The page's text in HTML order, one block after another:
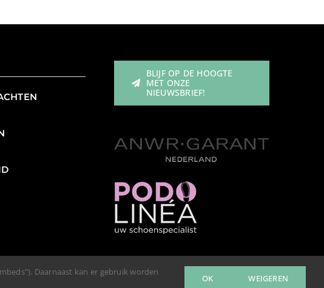
BLIJF OP DE HOOGTE
MET ONZE
NIEUWSBRIEF!
Daarnaast kan er gebruik worden
OK WEIGEREN